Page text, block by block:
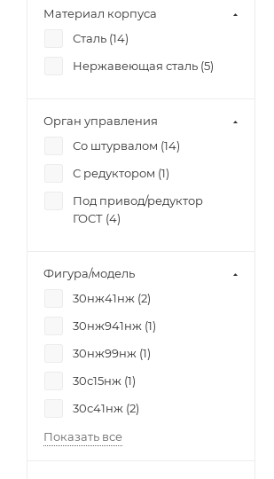
Материал корпуса
Сталь (14)
Нержавеющая сталь (5)
Орган управления
Со штурвалом (14)
С редуктором (1)
Под привод/редуктор
ГОСТ (4)
Фигура/модель
30нж41нж (2)
30нж941нж (1)
30нж99нж (1)
30с15нж (1)
30с41нж (2)
Показать все